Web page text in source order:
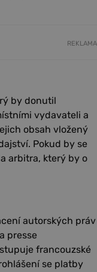
REKLAMA
by donutil
vydavateli a
obsah vložený
Pokud by se
arbitra, který by o
autorských práv
presse
francouzské
se platby